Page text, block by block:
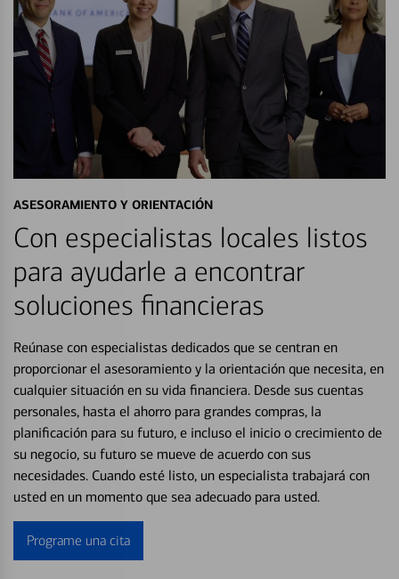
ASESORAMIENTO Y ORIENTACIÓN
Con especialistas locales listos
para ayudarle a encontrar
soluciones financieras
Reúnase con especialistas dedicados que se centran en
proporcionar el asesoramiento y la orientación que necesita, en
cualquier situación en su vida financiera. Desde sus cuentas
personales, hasta el ahorro para grandes compras, la
planificación para su futuro, e incluso el inicio o crecimiento de
su negocio, su futuro se mueve de acuerdo con sus
necesidades. Cuando esté listo, un especialista trabajará con
usted en un momento que sea adecuado para usted.
Programe una cita